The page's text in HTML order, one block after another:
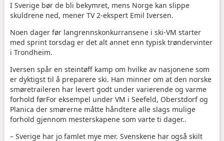
I Sverige bør de bli bekymret, mens Norge kan slippe
skuldrene ned, mener TV 2-ekspert Emil Iversen.
Noen dager før langrennskonkurransene i ski-VM starter
med sprint torsdag er det alt annet enn typisk trøndervinter
i Trondheim.
Iversen spår en steintøff kamp om hvilke av nasjonene som
er dyktigst til å preparere ski. Han minner om at den norske
smøretraileren har levert godt under varierende og varme
forhold førFor eksempel under VM i Seefeld, Oberstdorf og
Planica der smørerne måtte håndtere alle slags mulige
forhold gjennom mesterskapene som varte ti dager..
– Sverige har jo famlet mye mer. Svenskene har også skilt